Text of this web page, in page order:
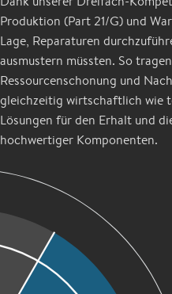
Produktion (Part 21/G) und
Lage, Reparaturen
ausmustern müssten. So
Ressourcenschonung und
gleichzeitig wirtschaftlich wie
Lösungen für den Erhalt und
hochwertiger Komponenten.